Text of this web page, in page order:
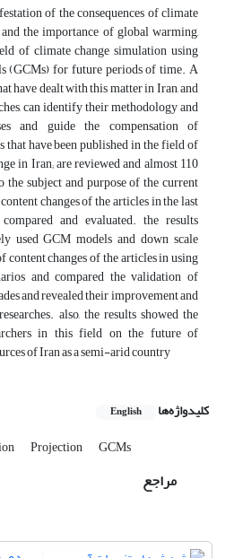
of the consequences of climate
the importance of global warming,
of climate change simulation using
(GCMs) for future periods of time. A
have dealt with this matter in Iran, and
can identify their methodology and
and guide the compensation of
have been published in the field of
in Iran; are reviewed and almost 110
the subject and purpose of the current
changes of the articles in the last
and evaluated. the results
used GCM models and down scale
content changes of the articles in using
and compared the validation of
and revealed their improvement and
also, the results showed the
in this field on the future of
of Iran as a semi-arid country
کلیدواژه‌ها English
Projection GCMs
مراجع